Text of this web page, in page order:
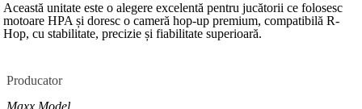
Această unitate este o alegere excelentă pentru jucătorii ce folosesc
motoare HPA și doresc o cameră hop-up premium, compatibilă R-
Hop, cu stabilitate, precizie și fiabilitate superioară.
Producator
Maxx Model